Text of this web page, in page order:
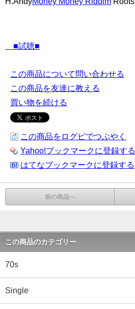
■試聴■
この商品について問い合わせる
この商品を友達に教える
買い物を続ける
この商品をログピでつぶやく
Yahoo!ブックマークに登録する
はてなブックマークに登録する
前の商品へ
この商品のカテゴリー
70s
Single